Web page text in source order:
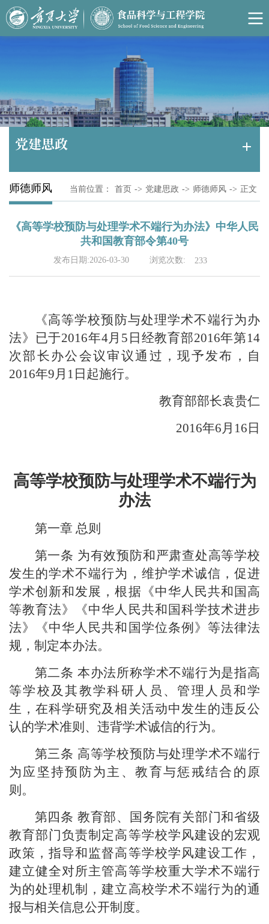
党建思政
师德师风 当前位置： 首页 -> 党建思政 -> 师德师风 -> 正文
《高等学校预防与处理学术不端行为办法》中华人民
共和国教育部令第40号
发布日期:2026-03-30 浏览次数: 233
《高等学校预防与处理学术不端行为办
法》已于2016年4月5日经教育部2016年第14
次部长办公会议审议通过，现予发布，自
2016年9月1日起施行。
教育部部长袁贵仁
2016年6月16日
高等学校预防与处理学术不端行为
办法
第一章 总则
第一条 为有效预防和严肃查处高等学校
发生的学术不端行为，维护学术诚信，促进
学术创新和发展，根据《中华人民共和国高
等教育法》《中华人民共和国科学技术进步
法》《中华人民共和国学位条例》等法律法
规，制定本办法。
第二条 本办法所称学术不端行为是指高
等学校及其教学科研人员、管理人员和学
生，在科学研究及相关活动中发生的违反公
认的学术准则、违背学术诚信的行为。
第三条 高等学校预防与处理学术不端行
为应坚持预防为主、教育与惩戒结合的原
则。
第四条 教育部、国务院有关部门和省级
教育部门负责制定高等学校学风建设的宏观
政策，指导和监督高等学校学风建设工作，
建立健全对所主管高等学校重大学术不端行
为的处理机制，建立高校学术不端行为的通
报与相关信息公开制度。